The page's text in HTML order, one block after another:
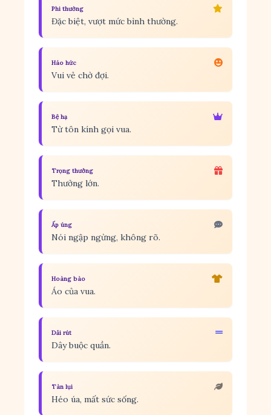
Phi thường
Đặc biệt, vượt mức bình thường.
Háo hức
Vui vẻ chờ đợi.
Bệ hạ
Từ tôn kính gọi vua.
Trọng thưởng
Thưởng lớn.
Ấp úng
Nói ngập ngừng, không rõ.
Hoàng bào
Áo của vua.
Dải rút
Dây buộc quần.
Tàn lụi
Héo úa, mất sức sống.